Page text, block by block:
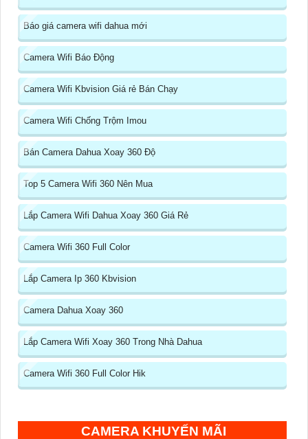
Báo giá camera wifi dahua mới
Camera Wifi Báo Động
Camera Wifi Kbvision Giá rẻ Bán Chạy
Camera Wifi Chống Trộm Imou
Bán Camera Dahua Xoay 360 Độ
Top 5 Camera Wifi 360 Nên Mua
Lắp Camera Wifi Dahua Xoay 360 Giá Rẻ
Camera Wifi 360 Full Color
Lắp Camera Ip 360 Kbvision
Camera Dahua Xoay 360
Lắp Camera Wifi Xoay 360 Trong Nhà Dahua
Camera Wifi 360 Full Color Hik
CAMERA KHUYẾN MÃI